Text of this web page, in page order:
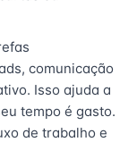
comunicação
Isso ajuda a
tempo é gasto.
de trabalho e